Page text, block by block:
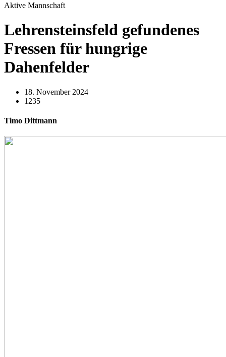
Aktive Mannschaft
Lehrensteinsfeld gefundenes
Fressen für hungrige
Dahenfelder
18. November 2024
1235
Timo Dittmann